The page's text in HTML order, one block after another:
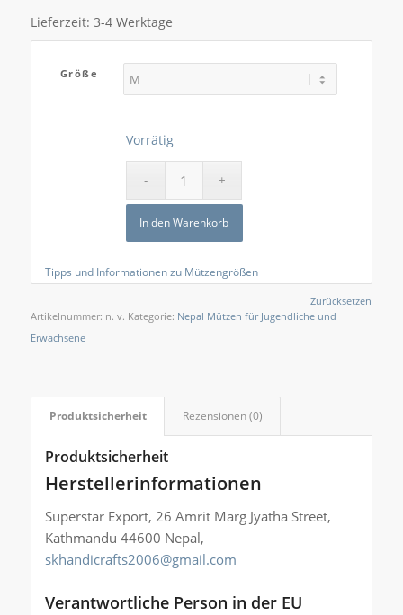
Lieferzeit: 3-4 Werktage
Größe
Zurücksetzen
Vorrätig
In den Warenkorb
Tipps und Informationen zu Mützengrößen
Artikelnummer: n. v. Kategorie: Nepal Mützen für Jugendliche und
Erwachsene
Produktsicherheit Rezensionen (0)
Produktsicherheit
Herstellerinformationen
Superstar Export, 26 Amrit Marg Jyatha Street,
Kathmandu 44600 Nepal,
skhandicrafts2006@gmail.com
Verantwortliche Person in der EU